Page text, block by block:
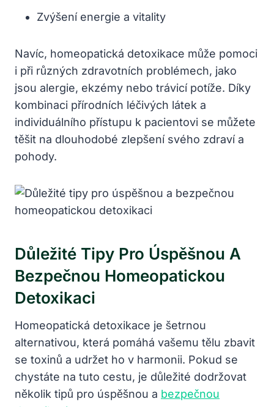
Zvýšení energie a vitality
Navíc, ⁤homeopatická detoxikace⁢ může pomoci
i ⁤při různých zdravotních problémech, jako
jsou alergie, ekzémy nebo ‍trávicí potíže. Díky
kombinaci přírodních léčivých ⁤látek a
individuálního ‍přístupu k pacientovi se můžete
‍těšit⁢ na dlouhodobé zlepšení ‍svého ‌zdraví a
pohody.
Důležité Tipy Pro Úspěšnou A
Bezpečnou Homeopatickou
Detoxikaci
Homeopatická detoxikace je šetrnou
alternativou, která pomáhá⁢ vašemu tělu zbavit
‍se toxinů a ​udržet ho v harmonii. Pokud se
⁤chystáte na tuto cestu, je důležité dodržovat ​
několik tipů pro úspěšnou‌ a bezpečnou